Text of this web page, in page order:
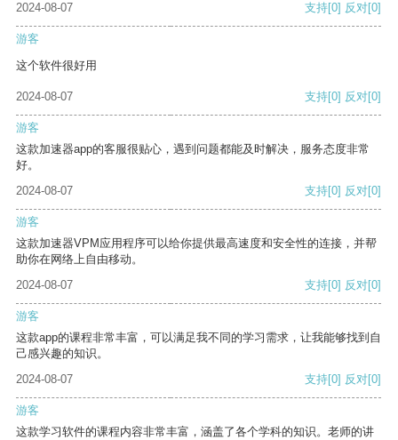
2024-08-07 支持[0] 反对[0]
游客
这个软件很好用
2024-08-07 支持[0] 反对[0]
游客
这款加速器app的客服很贴心，遇到问题都能及时解决，服务态度非常
好。
2024-08-07
支持[0] 反对[0]
游客
这款加速器VPM应用程序可以给你提供最高速度和安全性的连接，并帮
助你在网络上自由移动。
2024-08-07
支持[0] 反对[0]
游客
这款app的课程非常丰富，可以满足我不同的学习需求，让我能够找到自
己感兴趣的知识。
2024-08-07
支持[0] 反对[0]
游客
这款学习软件的课程内容非常丰富，涵盖了各个学科的知识。老师的讲